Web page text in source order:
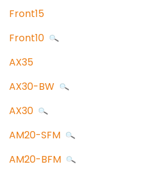
Front15
Front10
AX35
AX30-BW
AX30
AM20-SFM
AM20-BFM